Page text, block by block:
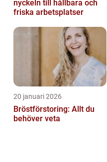
nyckeln till hållbara och
friska arbetsplatser
20 januari 2026
Bröstförstoring: Allt du
behöver veta